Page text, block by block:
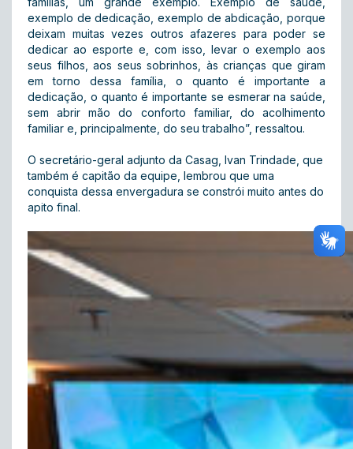
exemplo de dedicação, exemplo de abdicação, porque
deixam muitas vezes outros afazeres para poder se
dedicar ao esporte e, com isso, levar o exemplo aos
seus filhos, aos seus sobrinhos, às crianças que giram
em torno dessa família, o quanto é importante a
dedicação, o quanto é importante se esmerar na saúde,
sem abrir mão do conforto familiar, do acolhimento
familiar e, principalmente, do seu trabalho”, ressaltou.
O secretário-geral adjunto da Casag, Ivan Trindade, que
também é capitão da equipe, lembrou que uma
conquista dessa envergadura se constrói muito antes do
apito final.